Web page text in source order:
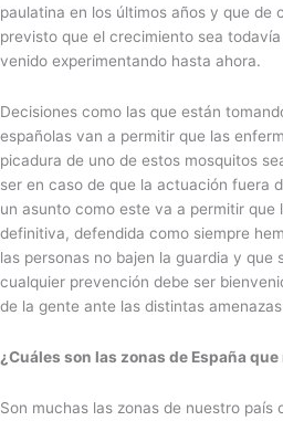
paulatina en los últimos años y que de
previsto que el crecimiento sea
venido experimentando hasta ahora.
Decisiones como las que están
españolas van a permitir que las
picadura de uno de estos mosquitos
ser en caso de que la actuación fuera
un asunto como este va a permitir que
definitiva, defendida como siempre
las personas no bajen la guardia y que
cualquier prevención debe ser
de la gente ante las distintas
¿Cuáles son las zonas de España
Son muchas las zonas de nuestro país